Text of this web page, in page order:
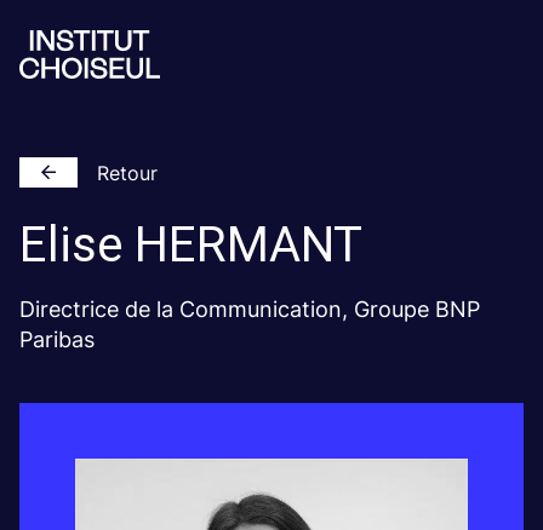
Retour
Elise HERMANT
Directrice de la Communication, Groupe BNP
Paribas